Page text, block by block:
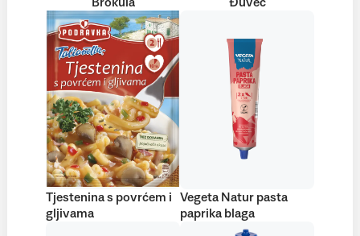
Tjestenina s povrćem i
gljivama
Vegeta Natur pasta
paprika blaga